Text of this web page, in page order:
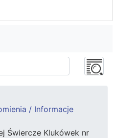
/ Informacje
Świercze Klukówek nr